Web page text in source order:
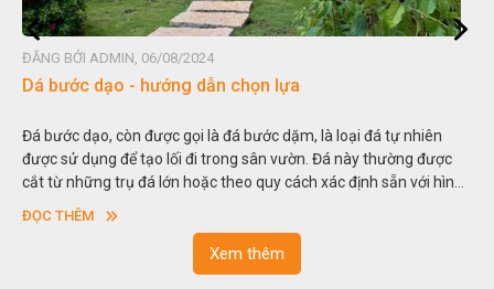
ĐĂNG BỞI ADMIN, 06/08/2024
Dá bước dạo - hướng dẫn chọn lựa
Đá bước dạo, còn được gọi là đá bước dặm, là loại đá tự nhiên
được sử dụng để tạo lối đi trong sân vườn. Đá này thường được
cắt từ những trụ đá lớn hoặc theo quy cách xác định sẵn với hình
vuông hoặc hình chữ nhật và có độ dày khác nhau.
ĐỌC THÊM
Xem thêm